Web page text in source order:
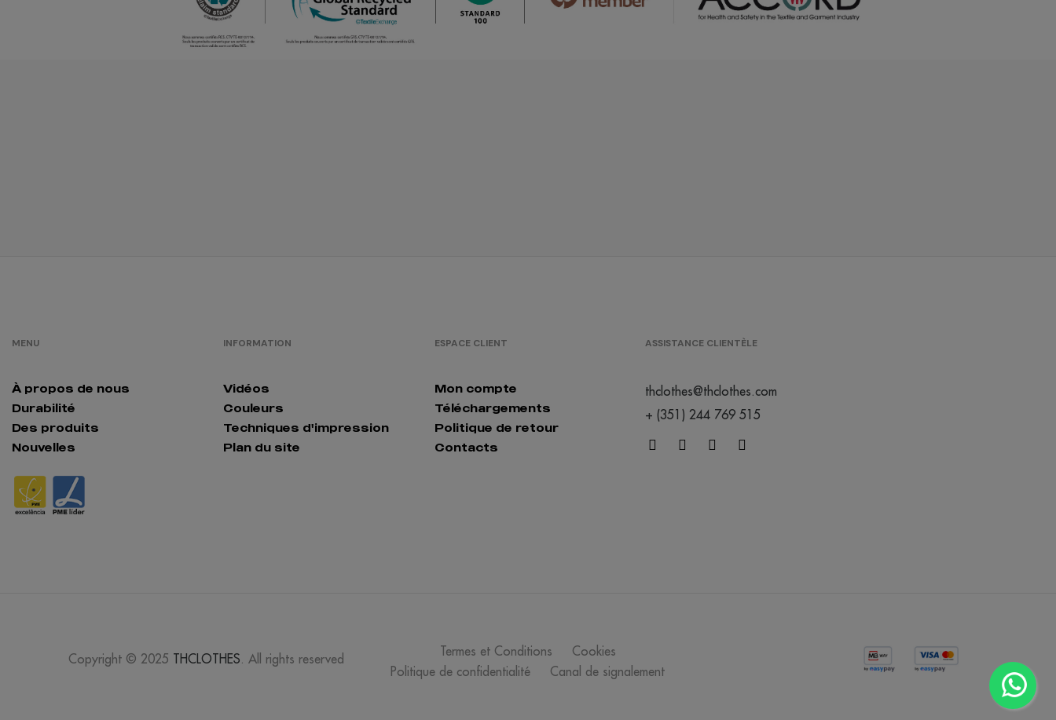
MENU
À propos de nous
Durabilité
Des produits
Nouvelles
INFORMATION
Vidéos
Couleurs
Techniques d'impression
Plan du site
ESPACE CLIENT
Mon compte
Téléchargements
Politique de retour
Contacts
ASSISTANCE CLIENTÈLE
thclothes@thclothes.com
+ (351) 244 769 515
Copyright © 2025 THCLOTHES. All rights reserved
Termes et Conditions
Cookies
Politique de confidentialité
Canal de signalement